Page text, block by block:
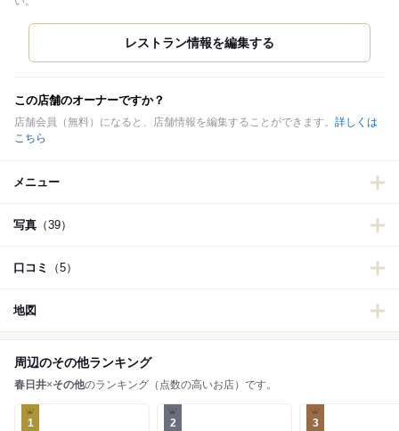
この店舗のオーナーですか？
店舗会員（無料）になると、店舗情報を編集することができます。 詳しくは
こちら
メニュー
写真 （39）
口コミ （5）
地図
周辺のその他ランキング
春日井×その他のランキング（点数の高いお店）です。
1 2 3